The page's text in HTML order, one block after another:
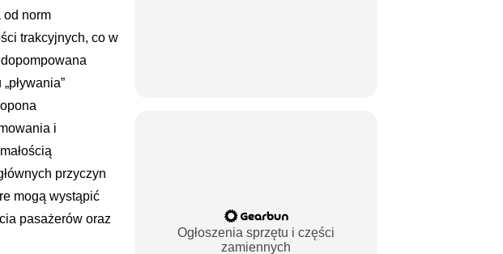
od norm
trakcyjnych, co w
i
przyczyn
mogą wystąpić
pasażerów oraz
Ogłoszenia sprzętu i części
zamiennych